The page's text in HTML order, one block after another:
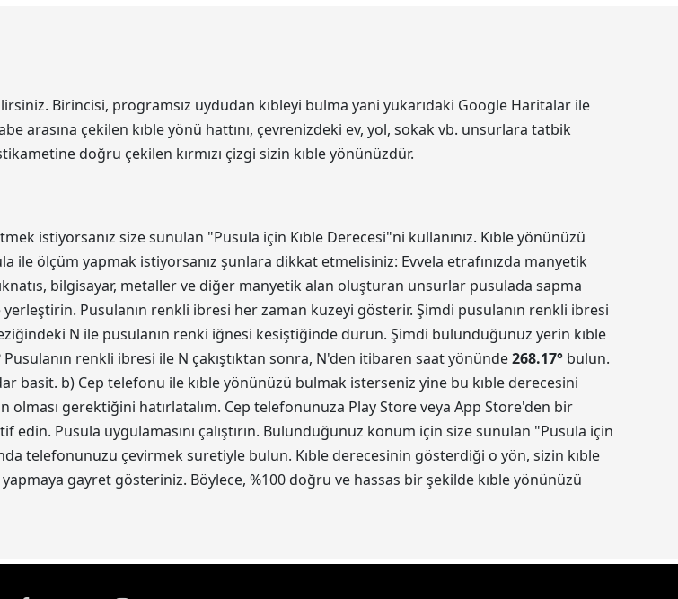
Birincisi, programsız uydudan kıbleyi bulma yani yukarıdaki Google Haritalar ile
arasına çekilen kıble yönü hattını, çevrenizdeki ev, yol, sokak vb. unsurlara tatbik
doğru çekilen kırmızı çizgi sizin kıble yönünüzdür.
istiyorsanız size sunulan "Pusula için Kıble Derecesi"ni kullanınız. Kıble yönünüzü
ile ölçüm yapmak istiyorsanız şunlara dikkat etmelisiniz: Evvela etrafınızda manyetik
bilgisayar, metaller ve diğer manyetik alan oluşturan unsurlar pusulada sapma
Pusulanın renkli ibresi her zaman kuzeyi gösterir. Şimdi pusulanın renkli ibresi
N ile pusulanın renki iğnesi kesiştiğinde durun. Şimdi bulunduğunuz yerin kıble
renkli ibresi ile N çakıştıktan sonra, N'den itibaren saat yönünde268.17° bulun.
basit. b) Cep telefonu ile kıble yönünüzü bulmak isterseniz yine bu kıble derecesini
gerektiğini hatırlatalım. Cep telefonunuza Play Store veya App Store'den bir
Pusula uygulamasını çalıştırın. Bulunduğunuz konum için size sunulan "Pusula için
telefonunuzu çevirmek suretiyle bulun. Kıble derecesinin gösterdiği o yön, sizin kıble
gayret gösteriniz. Böylece, %100 doğru ve hassas bir şekilde kıble yönünüzü